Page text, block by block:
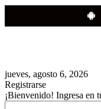
jueves, agosto 6, 2026
Registrarse
¡Bienvenido! Ingresa en